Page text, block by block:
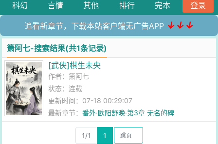
科幻
言情 其他 排行 完本 登录
追看新章节，下载本站客户端无广告APP ↓↓↓
箫阿七-搜索结果(共1条记录)
[武侠]棋生未央
作者： 箫阿七
状态：连载
更新时间：07-18 00:29:07
最新章节：番外·欧阳舒晚·第3章 无名的碑
1/1 1